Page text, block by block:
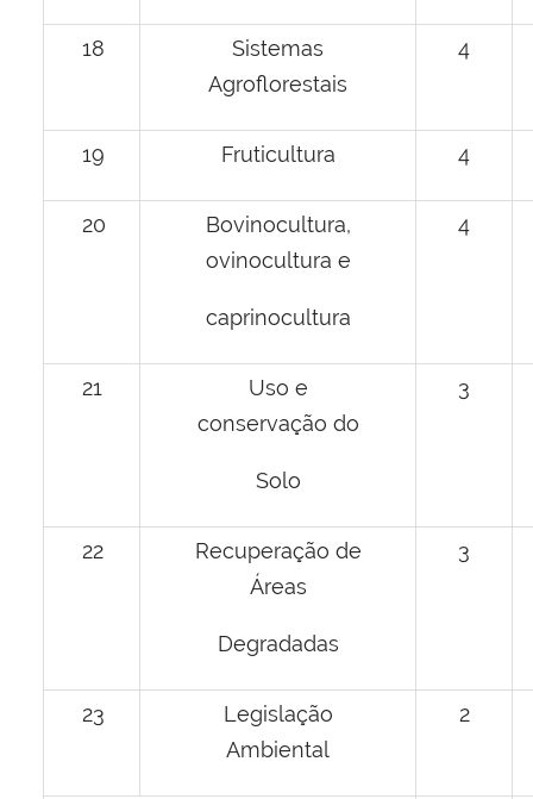
18
Sistemas
Agroflorestais
4
19 Fruticultura 4
20
Bovinocultura,
ovinocultura e
caprinocultura
4
21
Uso e
conservação do
Solo
3
22
Recuperação de
Áreas
Degradadas
3
23
Legislação
Ambiental
2